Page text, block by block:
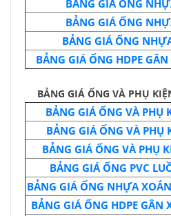
BẢNG GIÁ ỐNG
BẢNG GIÁ ỐNG
BẢNG GIÁ ỐNG
BẢNG GIÁ ỐNG HDPE
BẢNG GIÁ ỐNG VÀ PHỤ
BẢNG GIÁ ỐNG VÀ PHỤ
BẢNG GIÁ ỐNG VÀ PHỤ
BẢNG GIÁ ỐNG VÀ PHỤ
BẢNG GIÁ ỐNG PVC
BẢNG GIÁ ỐNG NHỰA
BẢNG GIÁ ỐNG HDPE GÂN